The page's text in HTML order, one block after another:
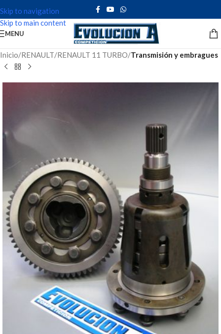
Skip to navigation
Skip to main content
MENU
Inicio RENAULT RENAULT 11 TURBO Transmisión y embragues